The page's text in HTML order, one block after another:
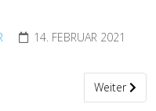
14. FEBRUAR 2021
dem Segelflieger - jetzt auf
Nächster
Weiter